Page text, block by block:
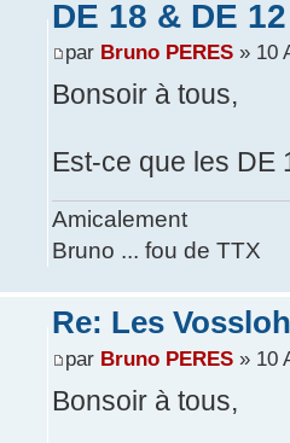
DE 18 & DE
par Bruno PERES» 10
Bonsoir à tous,
Est-ce que les DE
Amicalement
Bruno ... fou de TTX
Re: Les
par Bruno PERES» 10
Bonsoir à tous,